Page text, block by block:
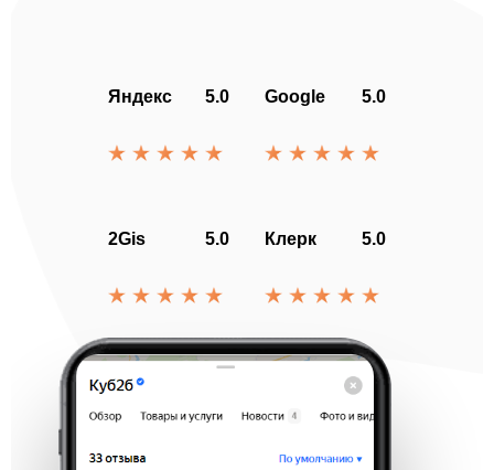
Яндекс 5.0 Google 5.0
2Gis 5.0 Клерк 5.0